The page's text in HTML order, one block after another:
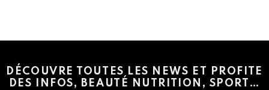
DÉCOUVRE TOUTES LES NEWS ET PROFITE
DES INFOS, BEAUTÉ NUTRITION, SPORT…